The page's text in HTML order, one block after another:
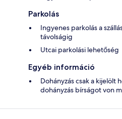
Parkolás
Ingyenes parkolás a
távolságig
Utcai parkolási lehetőség
Egyéb információ
Dohányzás csak a kijelölt
dohányzás bírságot von